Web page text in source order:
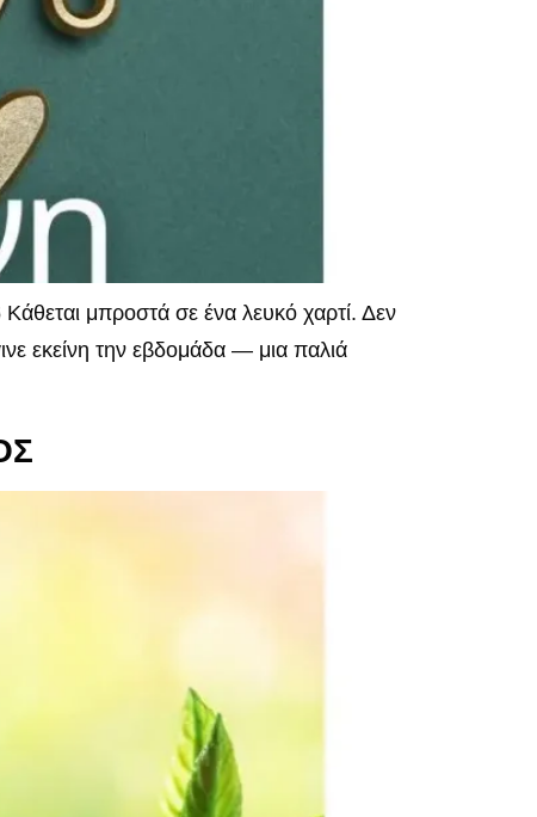
μπροστά σε ένα λευκό χαρτί. Δεν
εκείνη την εβδομάδα — μια παλιά